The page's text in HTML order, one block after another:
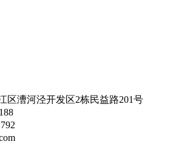
区漕河泾开发区2栋民益路201号